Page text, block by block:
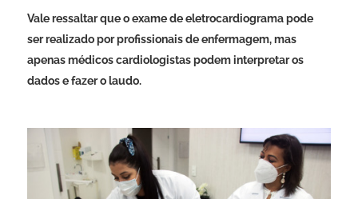
Vale ressaltar que o exame de eletrocardiogramapode
ser realizado por profissionais de enfermagem, mas
apenas médicos cardiologistas podem interpretar os
dados e fazer o laudo.